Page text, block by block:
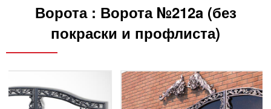
Ворота : Ворота №212a (без
покраски и профлиста)